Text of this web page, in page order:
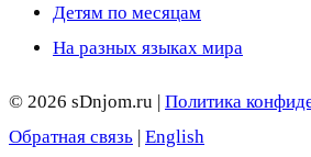
Детям по месяцам
На разных языках мира
© 2026 sDnjom.ru | Политика
Обратная связь | English